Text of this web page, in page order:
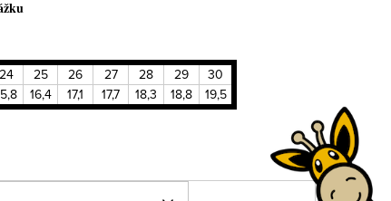
24 25 26 27 28 29
30
16,4 17,1 17,7 18,3 18,8
19,5